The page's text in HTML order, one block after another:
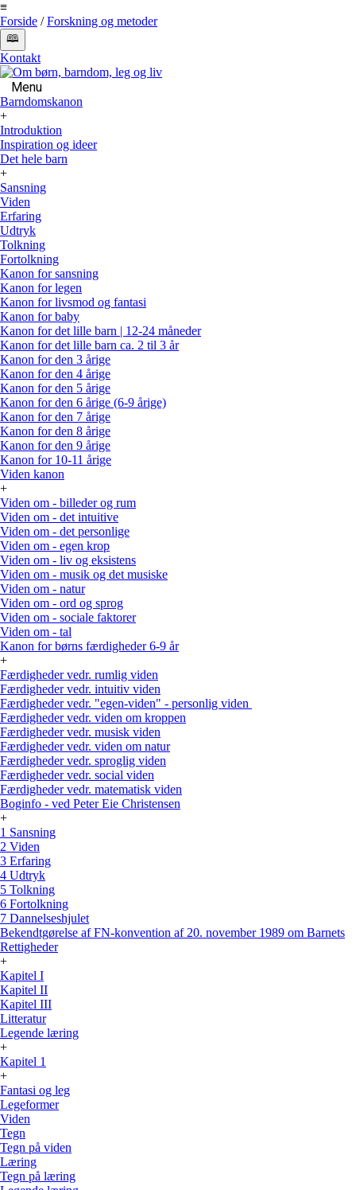
≡
Forside /Forskning og metoder
🕮
Kontakt
Menu
Barndomskanon
+
Introduktion
Inspiration og ideer
Det hele barn
+
Sansning
Viden
Erfaring
Udtryk
Tolkning
Fortolkning
Kanon for sansning
Kanon for legen
Kanon for livsmod og fantasi
Kanon for baby
Kanon for det lille barn | 12-24 måneder
Kanon for det lille barn ca. 2 til 3 år
Kanon for den 3 årige
Kanon for den 4 årige
Kanon for den 5 årige
Kanon for den 6 årige (6-9 årige)
Kanon for den 7 årige
Kanon for den 8 årige
Kanon for den 9 årige
Kanon for 10-11 årige
Viden kanon
+
Viden om - billeder og rum
Viden om - det intuitive
Viden om - det personlige
Viden om - egen krop
Viden om - liv og eksistens
Viden om - musik og det musiske
Viden om - natur
Viden om - ord og sprog
Viden om - sociale faktorer
Viden om - tal
Kanon for børns færdigheder 6-9 år
+
Færdigheder vedr. rumlig viden
Færdigheder vedr. intuitiv viden
Færdigheder vedr. "egen-viden" - personlig viden
Færdigheder vedr. viden om kroppen
Færdigheder vedr. musisk viden
Færdigheder vedr. viden om natur
Færdigheder vedr. sproglig viden
Færdigheder vedr. social viden
Færdigheder vedr. matematisk viden
Boginfo - ved Peter Eie Christensen
+
1 Sansning
2 Viden
3 Erfaring
4 Udtryk
5 Tolkning
6 Fortolkning
7 Dannelseshjulet
Bekendtgørelse af FN-konvention af 20. november 1989 om Barnets
Rettigheder
+
Kapitel I
Kapitel II
Kapitel III
Litteratur
Legende læring
+
Kapitel 1
+
Fantasi og leg
Legeformer
Viden
Tegn
Tegn på viden
Læring
Tegn på læring